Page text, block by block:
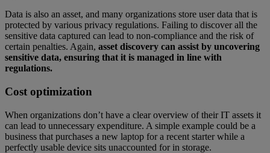
Data is also an asset, and many organizations store user data that is
protected by various privacy regulations. Failing to discover all the
sensitive data captured can lead to non-compliance and the risk of
certain penalties. Again, asset discovery can assist by uncovering
sensitive data, ensuring that it is managed in line with
regulations.
Cost optimization
When organizations don’t have a clear overview of their IT assets it
can lead to unnecessary expenditure. A simple example could be a
business that purchases a new laptop for a recent starter while a
perfectly usable device sits unaccounted for in storage.